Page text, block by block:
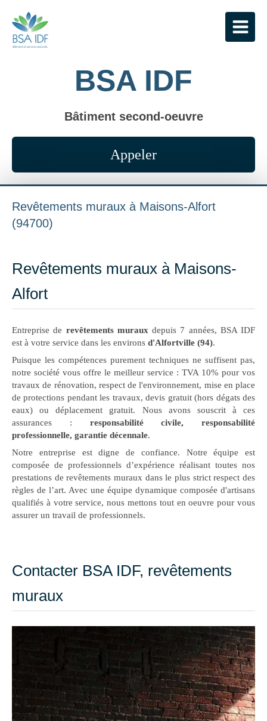
BSA IDF
Bâtiment second-oeuvre
Appeler
Revêtements muraux à Maisons-Alfort
(94700)
Revêtements muraux à Maisons-
Alfort
Entreprise de revêtements muraux depuis 7 années, BSA IDF
est à votre service dans les environs d'Alfortville (94).
Puisque les compétences purement techniques ne suffisent pas,
notre société vous offre le meilleur service : TVA 10% pour vos
travaux de rénovation, respect de l'environnement, mise en place
de protections pendant les travaux, devis gratuit (hors dégats des
eaux) ou déplacement gratuit. Nous avons souscrit à ces
assurances : responsabilité civile, responsabilité
professionnelle, garantie décennale.
Notre entreprise est digne de confiance. Notre équipe est
composée de professionnels d’expérience réalisant toutes nos
prestations de revêtements muraux dans le plus strict respect des
règles de l’art. Avec une équipe dynamique composée d'artisans
qualifiés à votre service, nous mettons tout en oeuvre pour vous
assurer un travail de professionnels.
Contacter BSA IDF, revêtements
muraux